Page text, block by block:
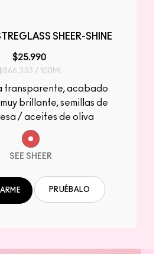
SHEER-SHINE
$25.990
/ 100ML
brillante, semillas de
/ aceites de oliva
SEE SHEER
PRUÉBALO